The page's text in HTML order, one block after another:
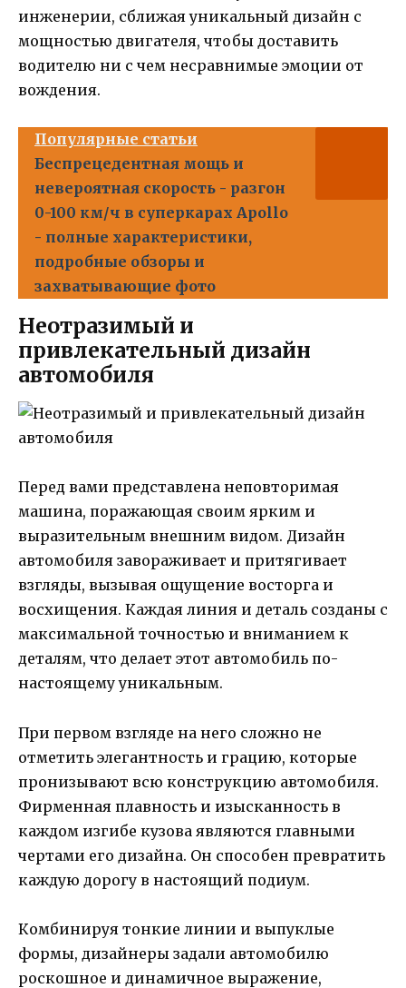
инженерии, сближая уникальный дизайн с
мощностью двигателя, чтобы доставить
водителю ни с чем несравнимые эмоции от
вождения.
Популярные статьи
Беспрецедентная мощь и
невероятная скорость - разгон
0-100 км/ч в суперкарах Apollo
- полные характеристики,
подробные обзоры и
захватывающие фото
Неотразимый и
привлекательный дизайн
автомобиля
Перед вами представлена неповторимая
машина, поражающая своим ярким и
выразительным внешним видом. Дизайн
автомобиля завораживает и притягивает
взгляды, вызывая ощущение восторга и
восхищения. Каждая линия и деталь созданы с
максимальной точностью и вниманием к
деталям, что делает этот автомобиль по-
настоящему уникальным.
При первом взгляде на него сложно не
отметить элегантность и грацию, которые
пронизывают всю конструкцию автомобиля.
Фирменная плавность и изысканность в
каждом изгибе кузова являются главными
чертами его дизайна. Он способен превратить
каждую дорогу в настоящий подиум.
Комбинируя тонкие линии и выпуклые
формы, дизайнеры задали автомобилю
роскошное и динамичное выражение,